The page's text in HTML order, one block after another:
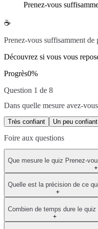
Prenez-vous
☕
Prenez-vous suffisamment de
Découvrez si vous vous
Progrès0%
Question 1 de 8
Dans quelle mesure avez-
Très confiant Un peu confiant
Foire aux questions
Que mesure le quiz Prenez-
+
Quelle est la précision de ce
+
Combien de temps dure le quiz
+